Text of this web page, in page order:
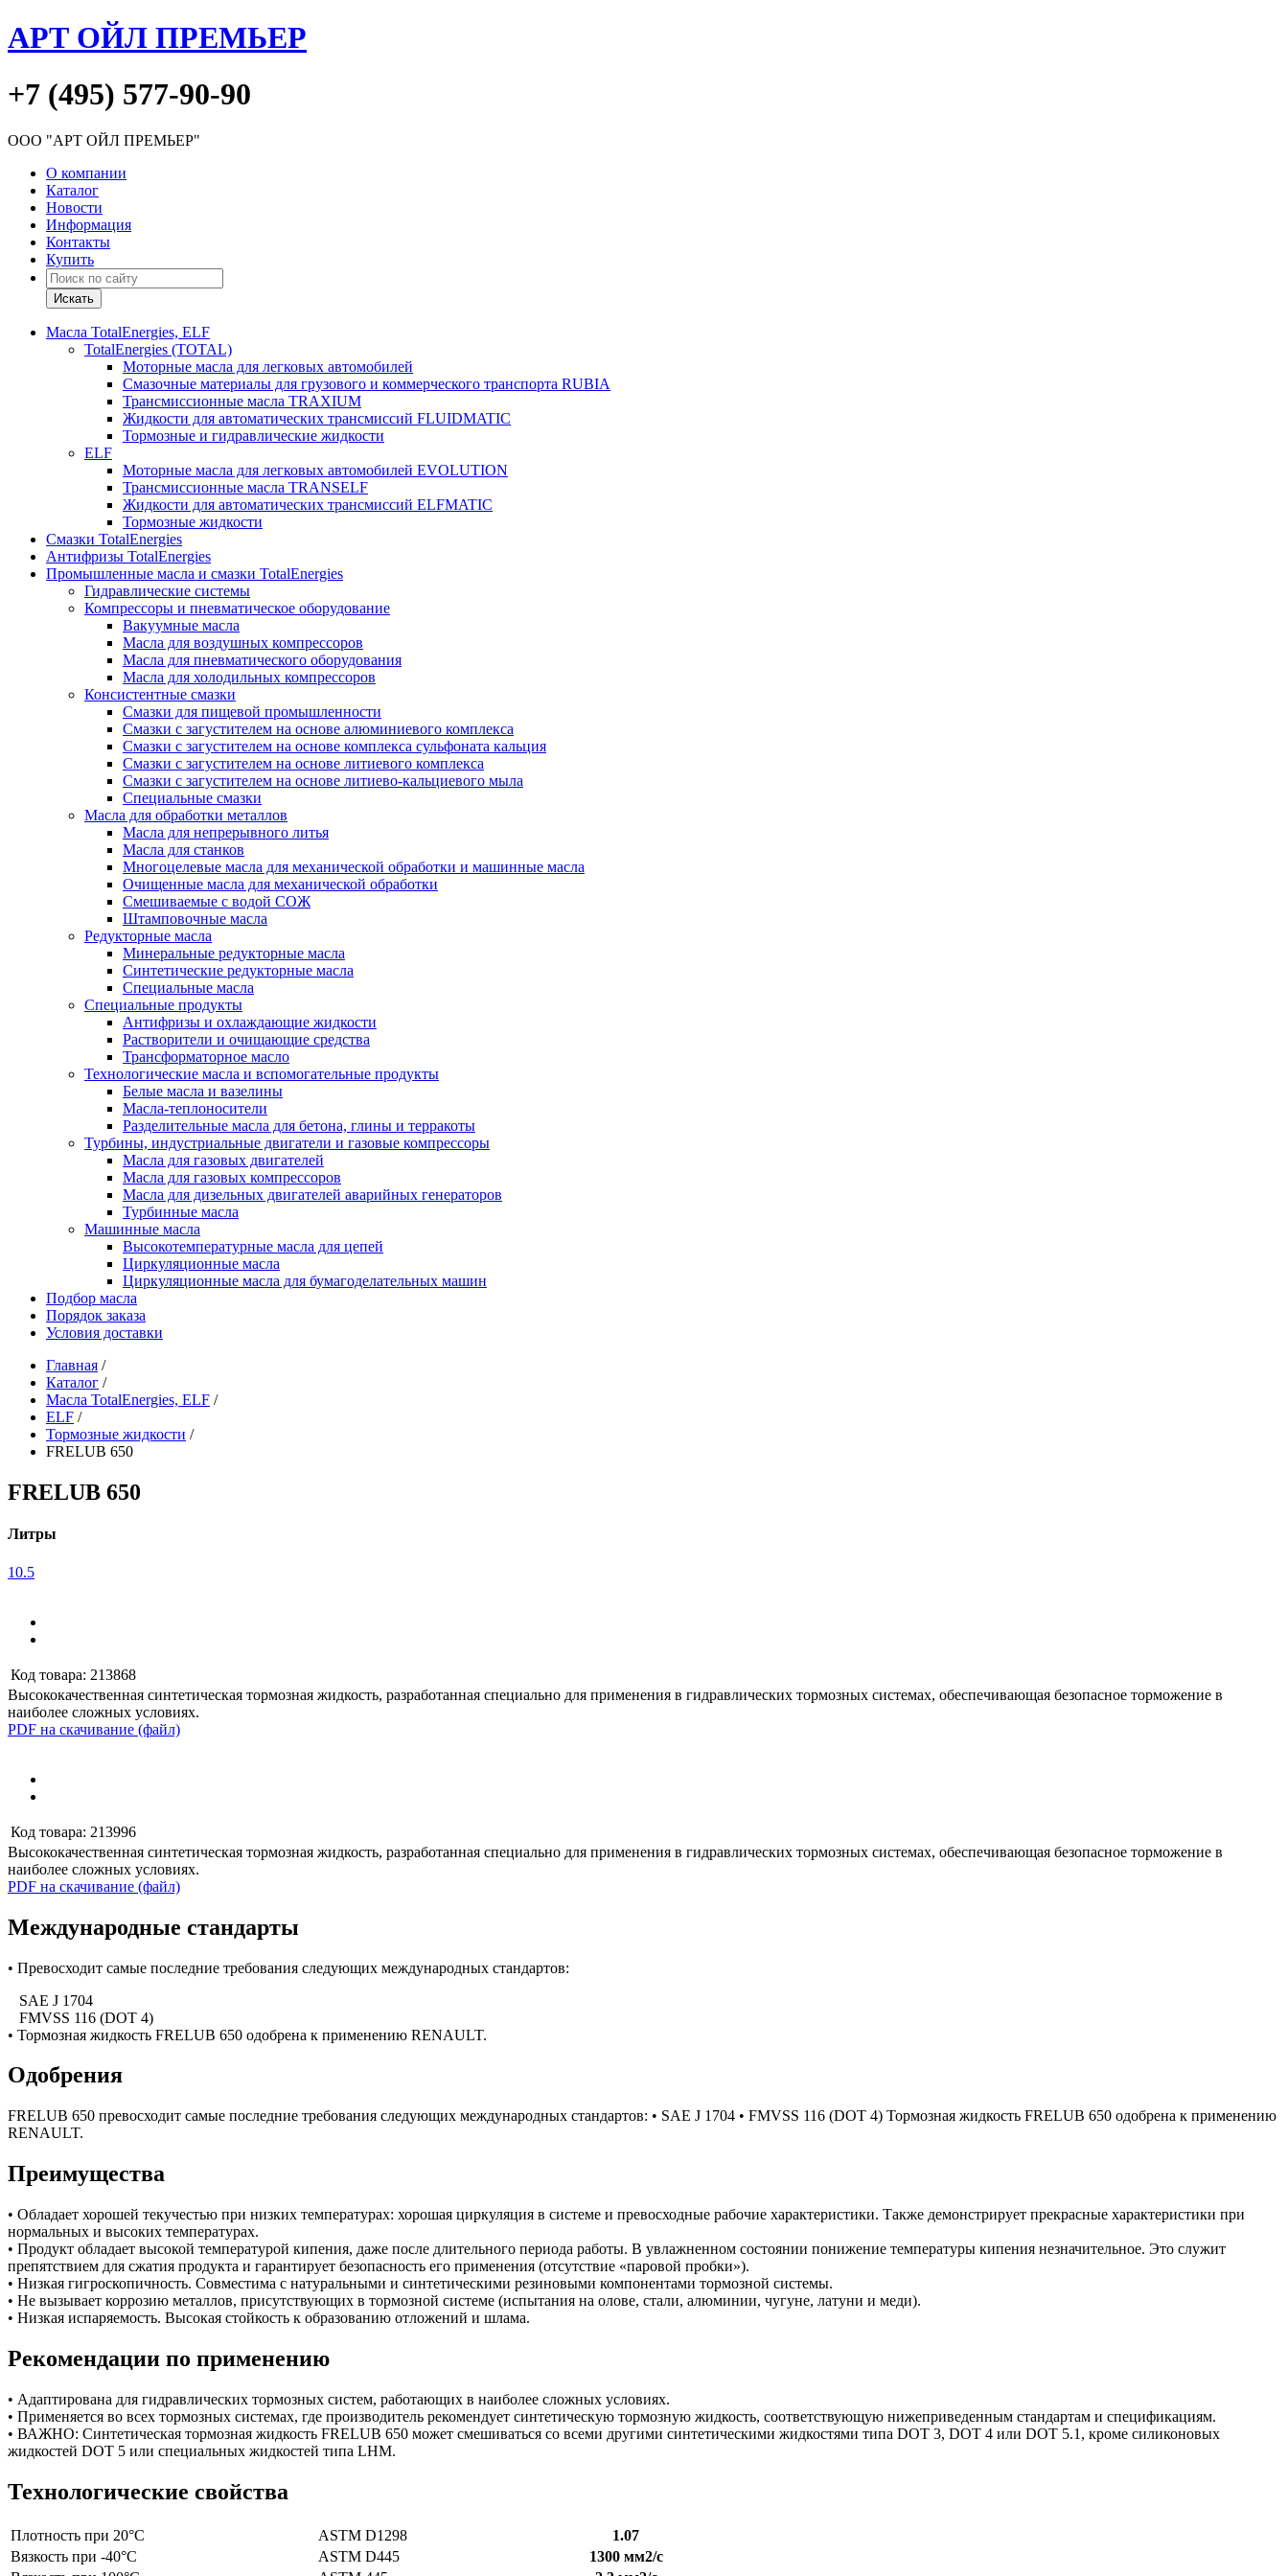
АРТ ОЙЛ ПРЕМЬЕР
+7 (495) 577-90-90
ООО "АРТ ОЙЛ ПРЕМЬЕР"
О компании
Каталог
Новости
Информация
Контакты
Купить
Масла TotalEnergies, ELF
TotalEnergies (TOTAL)
Моторные масла для легковых автомобилей
Смазочные материалы для грузового и коммерческого транспорта RUBIA
Трансмиссионные масла TRAXIUM
Жидкости для автоматических трансмиссий FLUIDMATIC
Тормозные и гидравлические жидкости
ELF
Моторные масла для легковых автомобилей EVOLUTION
Трансмиссионные масла TRANSELF
Жидкости для автоматических трансмиссий ELFMATIC
Тормозные жидкости
Смазки TotalEnergies
Антифризы TotalEnergies
Промышленные масла и смазки TotalEnergies
Гидравлические системы
Компрессоры и пневматическое оборудование
Вакуумные масла
Масла для воздушных компрессоров
Масла для пневматического оборудования
Масла для холодильных компрессоров
Консистентные смазки
Смазки для пищевой промышленности
Смазки с загустителем на основе алюминиевого комплекса
Смазки с загустителем на основе комплекса сульфоната кальция
Смазки с загустителем на основе литиевого комплекса
Смазки с загустителем на основе литиево-кальциевого мыла
Специальные смазки
Масла для обработки металлов
Масла для непрерывного литья
Масла для станков
Многоцелевые масла для механической обработки и машинные масла
Очищенные масла для механической обработки
Смешиваемые с водой СОЖ
Штамповочные масла
Редукторные масла
Минеральные редукторные масла
Синтетические редукторные масла
Специальные масла
Специальные продукты
Антифризы и охлаждающие жидкости
Растворители и очищающие средства
Трансформаторное масло
Технологические масла и вспомогательные продукты
Белые масла и вазелины
Масла-теплоносители
Разделительные масла для бетона, глины и терракоты
Турбины, индустриальные двигатели и газовые компрессоры
Масла для газовых двигателей
Масла для газовых компрессоров
Масла для дизельных двигателей аварийных генераторов
Турбинные масла
Машинные масла
Высокотемпературные масла для цепей
Циркуляционные масла
Циркуляционные масла для бумагоделательных машин
Подбор масла
Порядок заказа
Условия доставки
Главная /
Каталог /
Масла TotalEnergies, ELF /
ELF /
Тормозные жидкости /
FRELUB 650
FRELUB 650
Литры
10.5
Код товара: 213868
Высококачественная синтетическая тормозная жидкость, разработанная специально для применения в гидравлических тормозных системах, обеспечивающая безопасное торможение в
наиболее сложных условиях.
PDF на скачивание (файл)
Код товара: 213996
Высококачественная синтетическая тормозная жидкость, разработанная специально для применения в гидравлических тормозных системах, обеспечивающая безопасное торможение в
наиболее сложных условиях.
PDF на скачивание (файл)
Международные стандарты
• Превосходит самые последние требования следующих международных стандартов:
SAE J 1704
FMVSS 116 (DOT 4)
• Тормозная жидкость FRELUB 650 одобрена к применению RENAULT.
Одобрения
FRELUB 650 превосходит самые последние требования следующих международных стандартов: • SAE J 1704 • FMVSS 116 (DOT 4) Тормозная жидкость FRELUB 650 одобрена к применению
RENAULT.
Преимущества
• Обладает хорошей текучестью при низких температурах: хорошая циркуляция в системе и превосходные рабочие характеристики. Также демонстрирует прекрасные характеристики при
нормальных и высоких температурах.
• Продукт обладает высокой температурой кипения, даже после длительного периода работы. В увлажненном состоянии понижение температуры кипения незначительное. Это служит
препятствием для сжатия продукта и гарантирует безопасность его применения (отсутствие «паровой пробки»).
• Низкая гигроскопичность. Совместима с натуральными и синтетическими резиновыми компонентами тормозной системы.
• Не вызывает коррозию металлов, присутствующих в тормозной системе (испытания на олове, стали, алюминии, чугуне, латуни и меди).
• Низкая испаряемость. Высокая стойкость к образованию отложений и шлама.
Рекомендации по применению
• Адаптирована для гидравлических тормозных систем, работающих в наиболее сложных условиях.
• Применяется во всех тормозных системах, где производитель рекомендует синтетическую тормозную жидкость, соответствующую нижеприведенным стандартам и спецификациям.
• ВАЖНО: Синтетическая тормозная жидкость FRELUB 650 может смешиваться со всеми другими синтетическими жидкостями типа DOT 3, DOT 4 или DOT 5.1, кроме силиконовых
жидкостей DOT 5 или специальных жидкостей типа LHM.
Технологические свойства
Плотность при 20°C ASTM D1298
1.07
Вязкость при -40°C
ASTM D445
1300 мм2/с